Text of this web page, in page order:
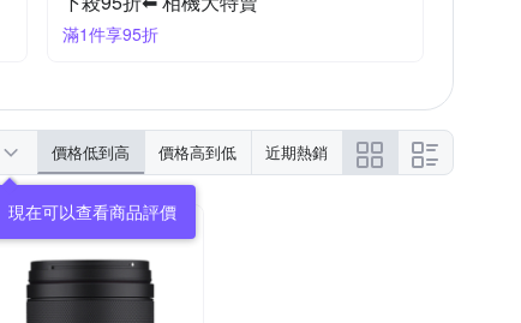
滿1件享95折
價格低到高 價格高到低 近期熱銷
現在可以查看商品評價